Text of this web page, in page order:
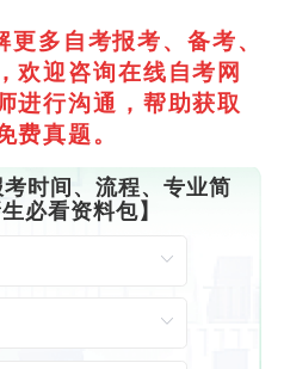
多自考报考、备考、
欢迎咨询在线自考网
进行沟通，帮助获取
费真题。
时间、流程、专业简
必看资料包】